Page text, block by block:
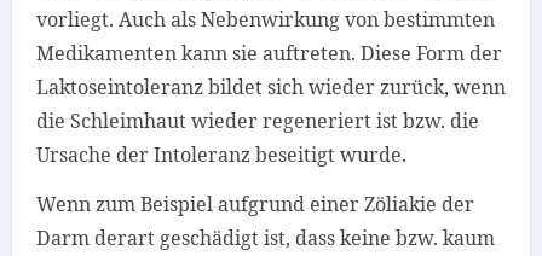
vorliegt. Auch als Nebenwirkung von bestimmten
Medikamenten kann sie auftreten. Diese Form der
Laktoseintoleranz bildet sich wieder zurück, wenn
die Schleimhaut wieder regeneriert ist bzw. die
Ursache der Intoleranz beseitigt wurde.
Wenn zum Beispiel aufgrund einer Zöliakie der
Darm derart geschädigt ist, dass keine bzw. kaum